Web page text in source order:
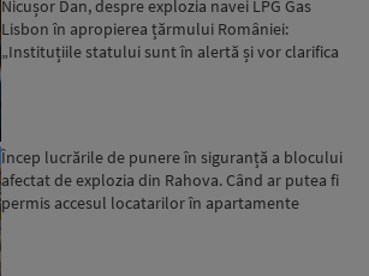
Nicușor Dan, despre explozia navei LPG Gas
Lisbon în apropierea țărmului României:
„Instituțiile statului sunt în alertă și vor clarifica
Încep lucrările de punere în siguranță a blocului
afectat de explozia din Rahova. Când ar putea fi
permis accesul locatarilor în apartamente